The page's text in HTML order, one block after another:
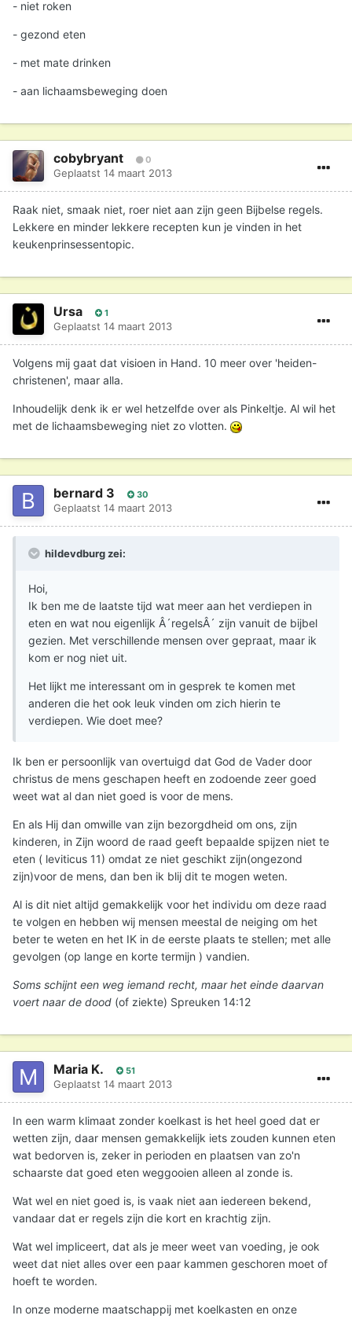
- niet roken
- gezond eten
- met mate drinken
- aan lichaamsbeweging doen
cobybryant 0
Geplaatst 14 maart 2013
Raak niet, smaak niet, roer niet aan zijn geen Bijbelse regels.
Lekkere en minder lekkere recepten kun je vinden in het
keukenprinsessentopic.
Ursa 1
Geplaatst 14 maart 2013
Volgens mij gaat dat visioen in Hand. 10 meer over 'heiden-
christenen', maar alla.
Inhoudelijk denk ik er wel hetzelfde over als Pinkeltje. Al wil het
met de lichaamsbeweging niet zo vlotten.
bernard 3 30
Geplaatst 14 maart 2013
hildevdburg zei:
Hoi,
Ik ben me de laatste tijd wat meer aan het verdiepen in
eten en wat nou eigenlijk Â´regelsÂ´ zijn vanuit de bijbel
gezien. Met verschillende mensen over gepraat, maar ik
kom er nog niet uit.
Het lijkt me interessant om in gesprek te komen met
anderen die het ook leuk vinden om zich hierin te
verdiepen. Wie doet mee?
Ik ben er persoonlijk van overtuigd dat God de Vader door
christus de mens geschapen heeft en zodoende zeer goed
weet wat al dan niet goed is voor de mens.
En als Hij dan omwille van zijn bezorgdheid om ons, zijn
kinderen, in Zijn woord de raad geeft bepaalde spijzen niet te
eten ( leviticus 11) omdat ze niet geschikt zijn(ongezond
zijn)voor de mens, dan ben ik blij dit te mogen weten.
Al is dit niet altijd gemakkelijk voor het individu om deze raad
te volgen en hebben wij mensen meestal de neiging om het
beter te weten en het IK in de eerste plaats te stellen; met alle
gevolgen (op lange en korte termijn ) vandien.
Soms schijnt een weg iemand recht, maar het einde daarvan
voert naar de dood (of ziekte) Spreuken 14:12
Maria K. 51
Geplaatst 14 maart 2013
In een warm klimaat zonder koelkast is het heel goed dat er
wetten zijn, daar mensen gemakkelijk iets zouden kunnen eten
wat bedorven is, zeker in perioden en plaatsen van zo'n
schaarste dat goed eten weggooien alleen al zonde is.
Wat wel en niet goed is, is vaak niet aan iedereen bekend,
vandaar dat er regels zijn die kort en krachtig zijn.
Wat wel impliceert, dat als je meer weet van voeding, je ook
weet dat niet alles over een paar kammen geschoren moet of
hoeft te worden.
In onze moderne maatschappij met koelkasten en onze